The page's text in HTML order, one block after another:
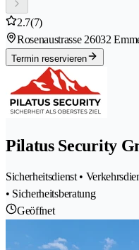
2.7(7)
Rosenaustrasse 26032
Termin reservieren
Pilatus Security
Sicherheitsdienst •
• Sicherheitsberatung
Geöffnet